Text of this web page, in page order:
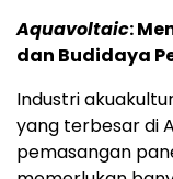
Aquavoltaic:
dan Budidaya
Industri
yang terbesar di
pemasangan